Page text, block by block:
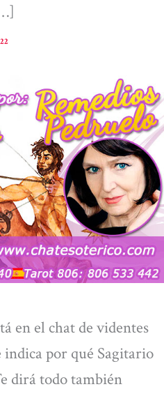
en el chat de videntes
indica por qué Sagitario
dirá todo también